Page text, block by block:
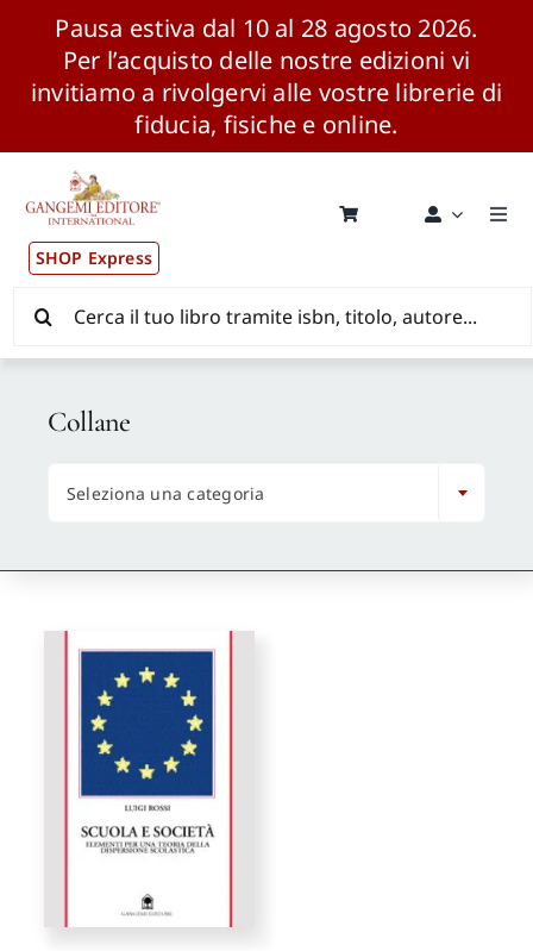
Pausa estiva dal 10 al 28 agosto 2026.
Per l’acquisto delle nostre edizioni vi
invitiamo a rivolgervi alle vostre librerie di
fiducia, fisiche e online.
contenuto
SHOP Express
Pubblicazioni
News ed Eventi
Distribuzione Wolrdwide
CONSIP / MEPA / ANVUR / CINECA
Proposte di pubblicazione
Gangemi Editore
per:
Collane
Seleziona una categoria